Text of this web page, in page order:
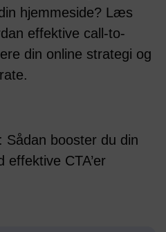
hjemmeside? Læs
effektive call-to-
din online strategi og